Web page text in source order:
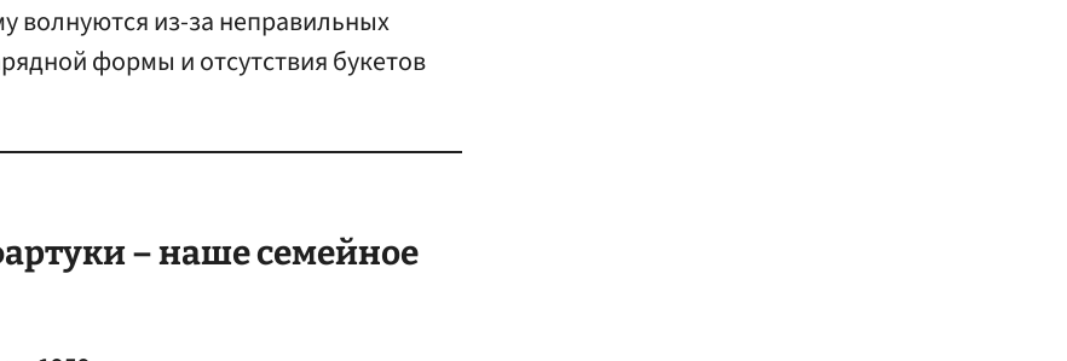
волнуются из-за неправильных
формы и отсутствия букетов
– наше семейное